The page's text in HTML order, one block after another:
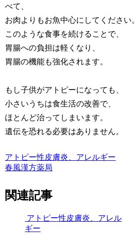
べて、
お肉よりもお魚中心にしてください。
このような食事を続けることで、
胃腸への負担は軽くなり、
胃腸の機能も強化されます。
もし子供がアトピーになっても、
小さいうちは食生活の改善で、
ほとんど治ってしまいます。
遺伝を恐れる必要はありません。
アトピー性皮膚炎、アレルギー
春風漢方薬局
関連記事
アトピー性皮膚炎、アレル
ギー